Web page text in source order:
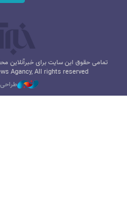
تمامی حقوق این سایت برای خبرآنلاین
Agancy, All rights reserved